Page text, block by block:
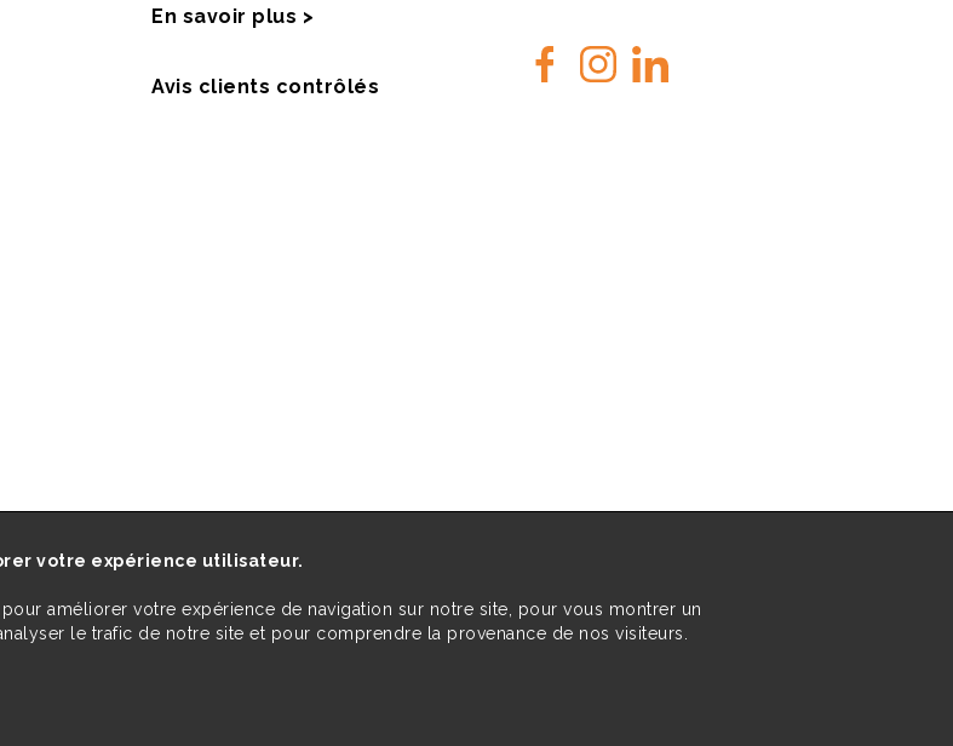
En savoir plus >
Avis clients contrôlés
votre expérience utilisateur.
améliorer votre expérience de navigation sur notre site, pour vous montrer un
le trafic de notre site et pour comprendre la provenance de nos visiteurs.